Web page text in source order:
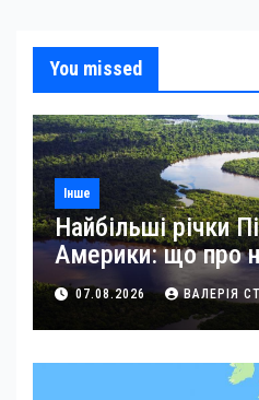
You missed
Інше
Найбільші річки
Америки: що про
07.08.2026 ВАЛЕРІЯ